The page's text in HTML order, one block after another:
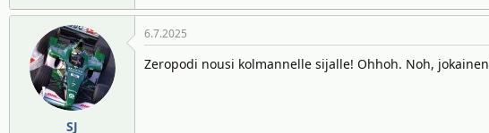
SJ
6.7.2025
Zeropodi nousi kolmannelle sijalle! Ohhoh. Noh,